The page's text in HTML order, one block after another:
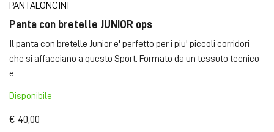
PANTALONCINI
Panta con bretelle JUNIOR ops
Il panta con bretelle Junior e' perfetto per i piu' piccoli corridori
che si affacciano a questo Sport. Formato da un tessuto tecnico
e ...
Disponibile
€ 40,00